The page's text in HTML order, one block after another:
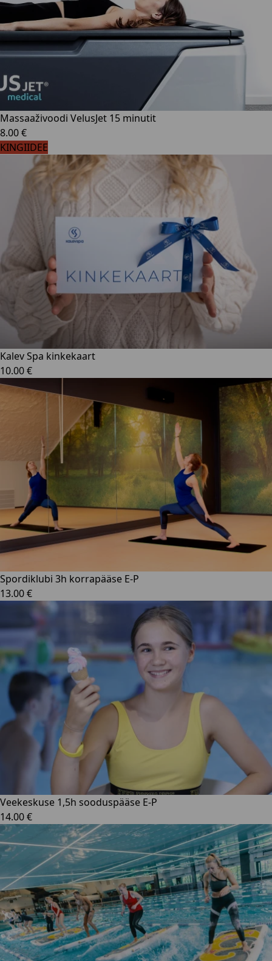
Massaaživoodi VelusJet 15 minutit
8.00 €
KINGIIDEE
Kalev Spa kinkekaart
10.00 €
Spordiklubi 3h korrapääse E-P
13.00 €
Veekeskuse 1,5h sooduspääse E-P
14.00 €